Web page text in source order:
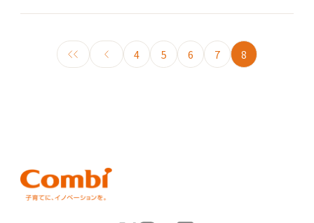
4 5 6 7 8